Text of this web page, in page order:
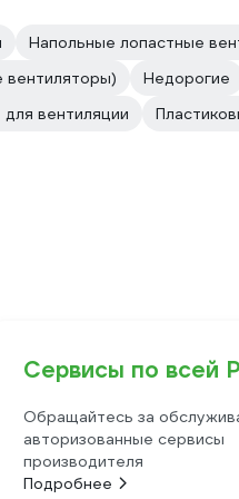
Напольные лопастные
Недорогие
вентиляции
Сервисы по всей
Обращайтесь за
авторизованные сервисы
производителя
Подробнее